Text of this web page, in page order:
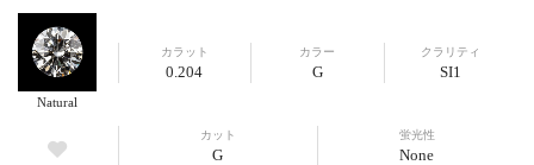
Natural
カラット
0.204
カラー
G
クラリティ
SI1
カット
G
蛍光性
None